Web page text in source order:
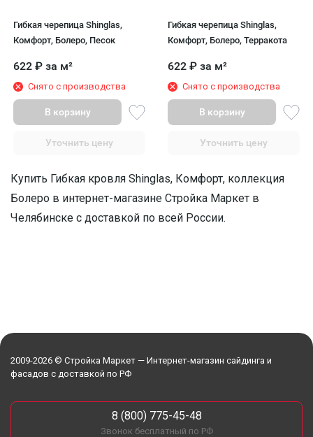
Гибкая черепица Shinglas,
Комфорт, Болеро, Песок
622 ₽ за м²
Снято с производства
В корзину
Уточнить цену
Гибкая черепица Shinglas,
Комфорт, Болеро, Терракота
622 ₽ за м²
Снято с производства
В корзину
Уточнить цену
Купить Гибкая кровля Shinglas, Комфорт, коллекция
Болеро в интернет-магазине Стройка Маркет в
Челябинске с доставкой по всей России.
2009-2026 © Стройка Маркет — Интернет-магазин сайдинга и
фасадов с доставкой по РФ
8 (800) 775-45-48
Звонок бесплатный по РФ